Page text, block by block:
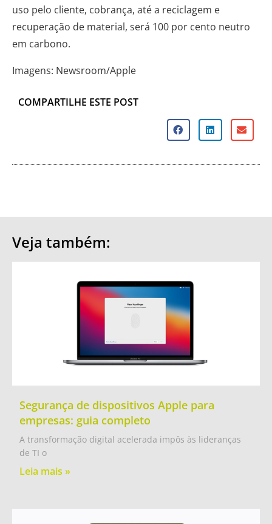
uso pelo cliente, cobrança, até a reciclagem e
recuperação de material, será 100 por cento neutro
em carbono.
Imagens: Newsroom/Apple
COMPARTILHE ESTE POST
Veja também:
Segurança de dispositivos Apple para
empresas: guia completo
A transformação digital acelerada impôs às lideranças
de TI o
Leia mais »